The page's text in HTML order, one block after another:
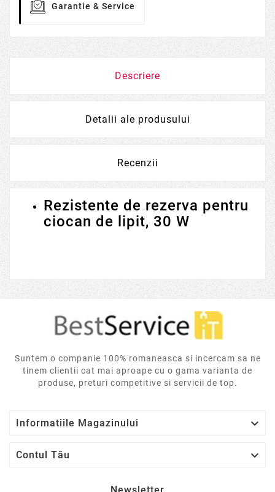
Garantie & Service
Descriere
Detalii ale produsului
Recenzii
Rezistente de rezerva pentru
ciocan de lipit, 30 W
Suntem o companie 100% romaneasca si incercam sa ne
tinem clientii cat mai aproape cu o gama varianta de
produse, preturi competitive si servicii de top.
Informatiile Magazinului 
Contul Tău 